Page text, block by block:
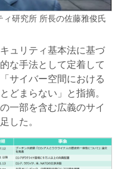
研究所 所長の佐藤雅俊氏
ュリティ基本法に基づ
な手法として定着して
サイバー空間における
どまらない」と指摘。
一部を含む広義のサイ
した。